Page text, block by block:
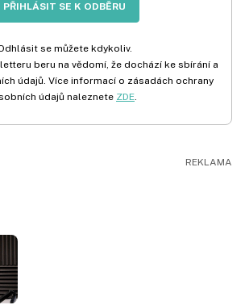
PŘIHLÁSIT SE K ODBĚRU
se můžete kdykoliv.
beru na vědomí, že dochází ke sbírání a
údajů. Více informací o zásadách ochrany
údajů naleznete ZDE.